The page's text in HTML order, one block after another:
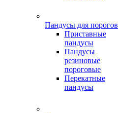
Пандусы для порогов
Приставные
пандусы
Пандусы
резиновые
пороговые
Перекатные
пандусы